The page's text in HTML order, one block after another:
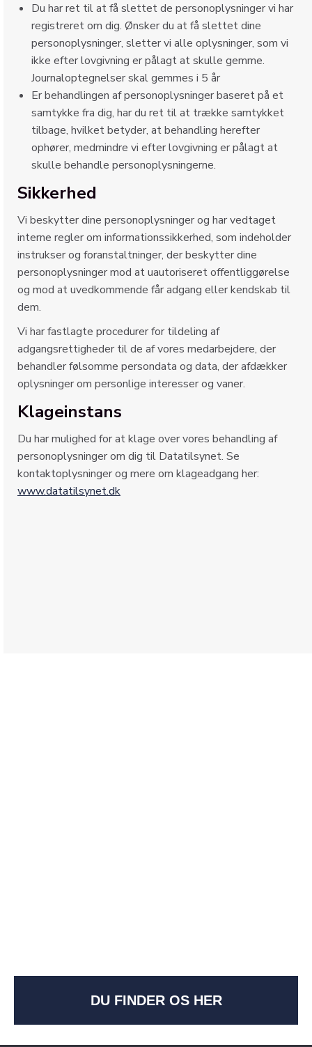
Du har ret til at få slettet de personoplysninger vi har
registreret om dig. Ønsker du at få slettet dine
personoplysninger, sletter vi alle oplysninger, som vi
ikke efter lovgivning er pålagt at skulle gemme.
Journaloptegnelser skal gemmes i 5 år
Er behandlingen af personoplysninger baseret på et
samtykke fra dig, har du ret til at trække samtykket
tilbage, hvilket betyder, at behandling herefter
ophører, medmindre vi efter lovgivning er pålagt at
skulle behandle personoplysningerne.
Sikkerhed
Vi beskytter dine personoplysninger og har vedtaget
interne regler om informationssikkerhed, som indeholder
instrukser og foranstaltninger, der beskytter dine
personoplysninger mod at uautoriseret offentliggørelse
og mod at uvedkommende får adgang eller kendskab til
dem.
Vi har fastlagte procedurer for tildeling af
adgangsrettigheder til de af vores medarbejdere, der
behandler følsomme persondata og data, der afdækker
oplysninger om personlige interesser og vaner.
Klageinstans
Du har mulighed for at klage over vores behandling af
personoplysninger om dig til Datatilsynet. Se
kontaktoplysninger og mere om klageadgang her:
www.datatilsynet.dk
DU FINDER OS HER